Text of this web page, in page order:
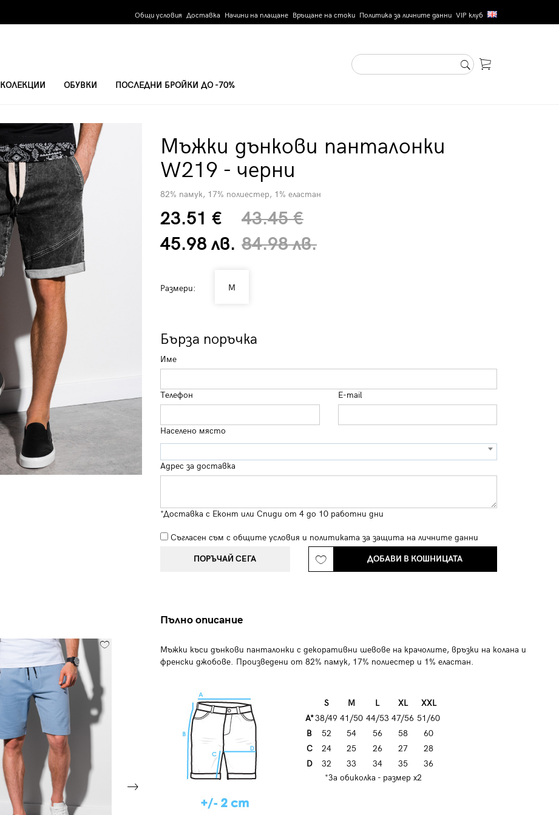
Общи условия Доставка Начини на плащане Връщане на стоки Политика за личните данни VIP клуб
КОЛЕКЦИИ ОБУВКИ ПОСЛЕДНИ БРОЙКИ ДО -70%
Мъжки дънкови панталонки
W219 - черни
82% памук, 17% полиестер, 1% еластан
23.51 €
45.98 лв.
43.45 €
84.98 лв.
Размери: M
Бърза поръчка
Име
Телефон E-mail
Населено място
Адрес за доставка
*Доставка с Еконт или Спиди от 4 до 10 работни дни
Съгласен съм с общите условия и политиката за защита на личните данни
ПОРЪЧАЙ СЕГА ДОБАВИ В КОШНИЦАТА
Пълно описание
Мъжки къси дънкови панталонки с декоративни шевове на крачолите, връзки на колана и
френски джобове. Произведени от 82% памук, 17% полиестер и 1% еластан.
S M L XL
XXL
A*38/49 41/50 44/53 47/56 51/60
B
52 54 56 58
60
C
24 25 26 27
28
D
32 33 34 35
36
*За обиколка - размер х2